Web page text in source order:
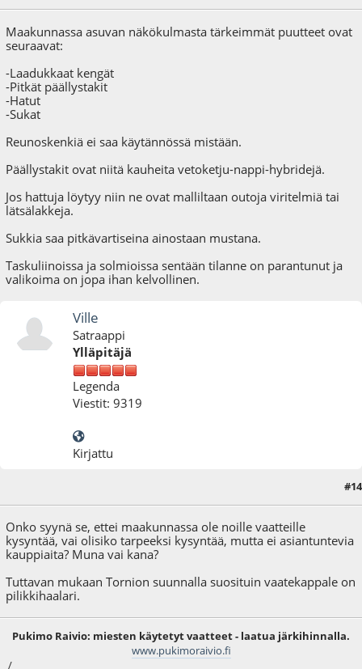
Maakunnassa asuvan näkökulmasta tärkeimmät puutteet ovat
seuraavat:
-Laadukkaat kengät
-Pitkät päällystakit
-Hatut
-Sukat
Reunoskenkiä ei saa käytännössä mistään.
Päällystakit ovat niitä kauheita vetoketju-nappi-hybridejä.
Jos hattuja löytyy niin ne ovat malliltaan outoja viritelmiä tai
lätsälakkeja.
Sukkia saa pitkävartiseina ainostaan mustana.
Taskuliinoissa ja solmioissa sentään tilanne on parantunut ja
valikoima on jopa ihan kelvollinen.
Ville
Satraappi
Ylläpitäjä
Legenda
Viestit: 9319
Kirjattu
#14
Onko syynä se, ettei maakunnassa ole noille vaatteille
kysyntää, vai olisiko tarpeeksi kysyntää, mutta ei asiantuntevia
kauppiaita? Muna vai kana?
Tuttavan mukaan Tornion suunnalla suosituin vaatekappale on
pilikkihaalari.
Pukimo Raivio: miesten käytetyt vaatteet - laatua järkihinnalla.
www.pukimoraivio.fi
/